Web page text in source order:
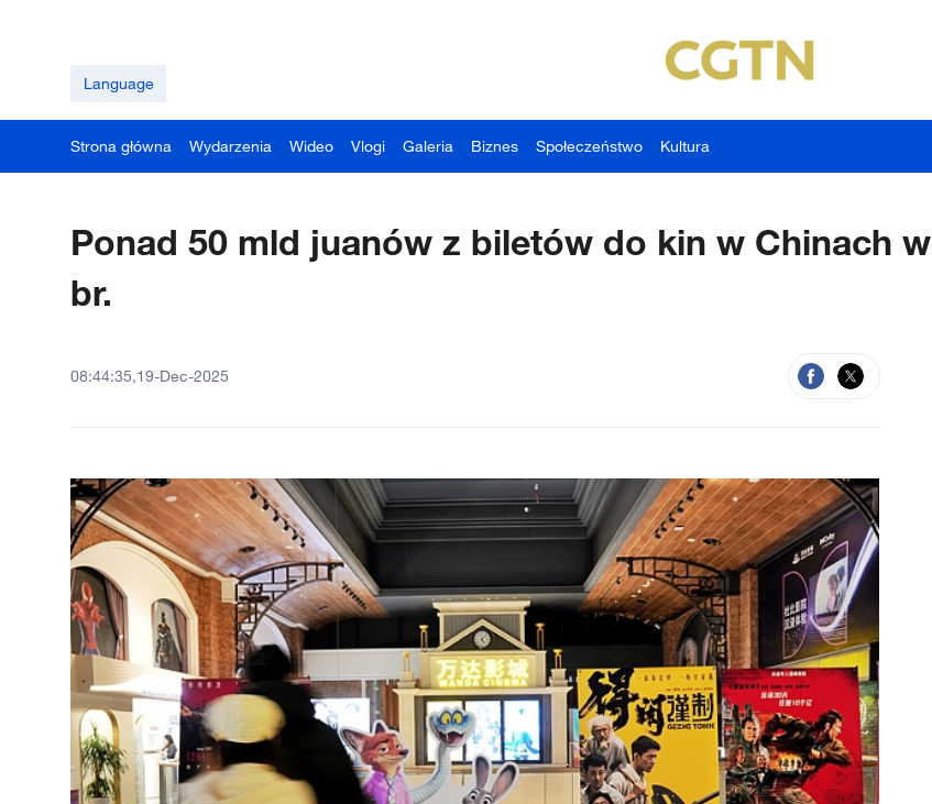
Language
Strona główna Wydarzenia Wideo Vlogi Galeria Biznes Społeczeństwo Kultura
Ponad 50 mld juanów z biletów do kin w Chinach w
br.
08:44:35,19-Dec-2025